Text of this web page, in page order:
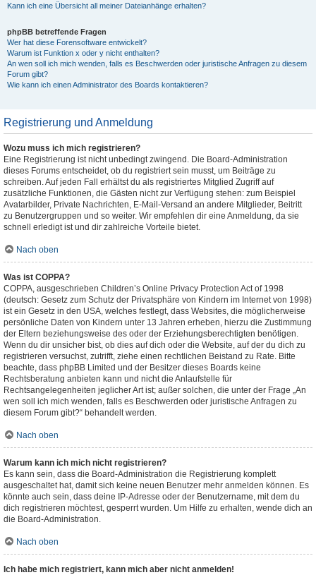
Kann ich eine Übersicht all meiner Dateianhänge erhalten?
phpBB betreffende Fragen
Wer hat diese Forensoftware entwickelt?
Warum ist Funktion x oder y nicht enthalten?
An wen soll ich mich wenden, falls es Beschwerden oder juristische Anfragen zu diesem
Forum gibt?
Wie kann ich einen Administrator des Boards kontaktieren?
Registrierung und Anmeldung
Wozu muss ich mich registrieren?
Eine Registrierung ist nicht unbedingt zwingend. Die Board-Administration
dieses Forums entscheidet, ob du registriert sein musst, um Beiträge zu
schreiben. Auf jeden Fall erhältst du als registriertes Mitglied Zugriff auf
zusätzliche Funktionen, die Gästen nicht zur Verfügung stehen: zum Beispiel
Avatarbilder, Private Nachrichten, E-Mail-Versand an andere Mitglieder, Beitritt
zu Benutzergruppen und so weiter. Wir empfehlen dir eine Anmeldung, da sie
schnell erledigt ist und dir zahlreiche Vorteile bietet.
Nach oben
Was ist COPPA?
COPPA, ausgeschrieben Children’s Online Privacy Protection Act of 1998
(deutsch: Gesetz zum Schutz der Privatsphäre von Kindern im Internet von 1998)
ist ein Gesetz in den USA, welches festlegt, dass Websites, die möglicherweise
persönliche Daten von Kindern unter 13 Jahren erheben, hierzu die Zustimmung
der Eltern beziehungsweise des oder der Erziehungsberechtigten benötigen.
Wenn du dir unsicher bist, ob dies auf dich oder die Website, auf der du dich zu
registrieren versuchst, zutrifft, ziehe einen rechtlichen Beistand zu Rate. Bitte
beachte, dass phpBB Limited und der Besitzer dieses Boards keine
Rechtsberatung anbieten kann und nicht die Anlaufstelle für
Rechtsangelegenheiten jeglicher Art ist; außer solchen, die unter der Frage „An
wen soll ich mich wenden, falls es Beschwerden oder juristische Anfragen zu
diesem Forum gibt?“ behandelt werden.
Nach oben
Warum kann ich mich nicht registrieren?
Es kann sein, dass die Board-Administration die Registrierung komplett
ausgeschaltet hat, damit sich keine neuen Benutzer mehr anmelden können. Es
könnte auch sein, dass deine IP-Adresse oder der Benutzername, mit dem du
dich registrieren möchtest, gesperrt wurden. Um Hilfe zu erhalten, wende dich an
die Board-Administration.
Nach oben
Ich habe mich registriert, kann mich aber nicht anmelden!